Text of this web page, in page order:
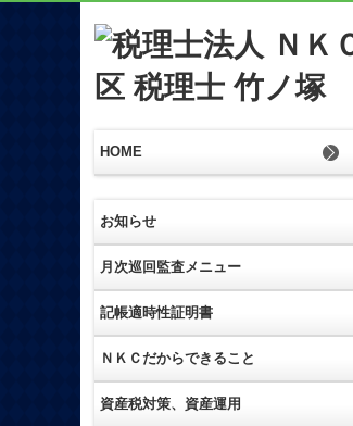
HOME
お知らせ
月次巡回監査メニュー
記帳適時性証明書
ＮＫＣだからできること
資産税対策、資産運用